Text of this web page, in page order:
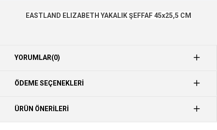
EASTLAND ELIZABETH YAKALIK ŞEFFAF 45x25,5 CM
YORUMLAR(0)
ÖDEME SEÇENEKLERI
ÜRÜN ÖNERILERI